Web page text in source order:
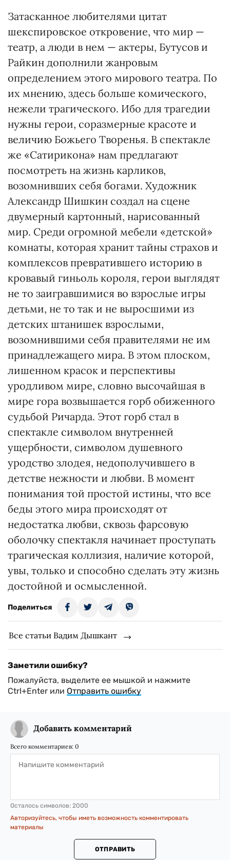
Затасканное любителями цитат
шекспировское откровение, что мир —
театр, а люди в нем — актеры, Бутусов и
Райкин дополнили жанровым
определением этого мирового театра. По
их мнению, здесь больше комического,
нежели трагического. Ибо для трагедии
нужны герои, соразмерные красоте и
величию Божьего Творенья. В спектакле
же «Сатирикона» нам предлагают
посмотреть на жизнь карликов,
возомнивших себя богами. Художник
Александр Шишкин создал на сцене
двумерный картонный, нарисованный
мир. Среди огромной мебели «детской»
комнаты, которая хранит тайны страхов и
комплексов превратившего историю в
кровавый гиньоль короля, герои выглядят
не то заигравшимися во взрослые игры
детьми, не то так и не выросшими из
детских штанишек взрослыми,
возомнившими себя правителями не им
принадлежащего мира. В этом плоском,
лишенном красок и перспективы
уродливом мире, словно высочайшая в
мире гора возвышается горб обиженного
судьбой Ричарда. Этот горб стал в
спектакле символом внутренней
ущербности, символом душевного
уродство злодея, недополучившего в
детстве нежности и любви. В момент
понимания той простой истины, что все
беды этого мира происходят от
недостатка любви, сквозь фарсовую
оболочку спектакля начинает проступать
трагическая коллизия, наличие которой,
увы, только и способно сделать эту жизнь
достойной и осмысленной.
Поделиться
Все статьи Вадим Дышкант
Заметили ошибку?
Пожалуйста, выделите ее мышкой и нажмите
Ctrl+Enter или Отправить ошибку
Добавить комментарий
Всего комментариев: 0
Осталось символов: 2000
Авторизуйтесь, чтобы иметь возможность комментировать
материалы
ОТПРАВИТЬ